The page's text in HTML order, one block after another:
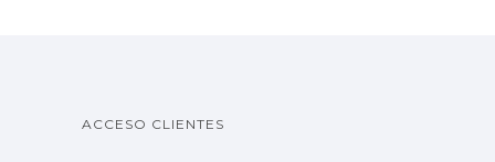
ACCESO CLIENTES